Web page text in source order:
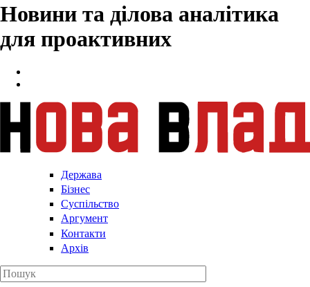
Новини та ділова аналітика
для проактивних
Держава
Бізнес
Суспільство
Аргумент
Контакти
Архів